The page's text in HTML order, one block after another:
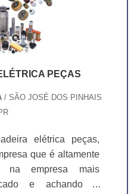
PEÇAS
/ SÃO JOSÉ DOS PINHAIS
elétrica peças,
que é altamente
na empresa mais
e achando a